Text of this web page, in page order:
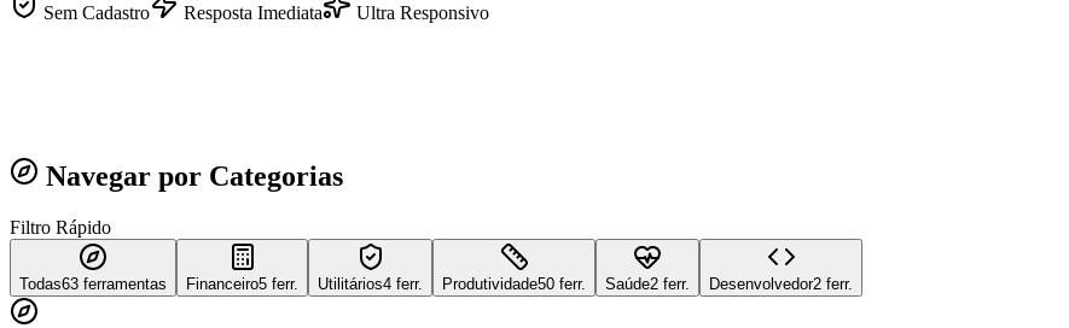
Sem Cadastro Resposta Imediata Ultra Responsivo
Navegar por Categorias
Filtro Rápido
Todas63 ferramentas Financeiro5 ferr. Utilitários4 ferr. Produtividade50 ferr. Saúde2 ferr. Desenvolvedor2 ferr.